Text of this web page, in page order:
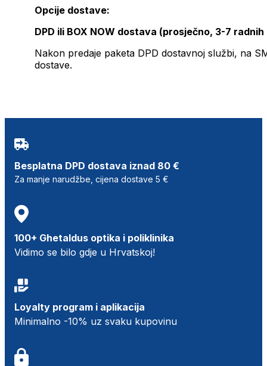
Opcije dostave:
DPD ili BOX NOW dostava (prosječno, 3-7 radnih
Nakon predaje paketa DPD dostavnoj službi, na
dostave.
Besplatna DPD dostava iznad 80 €
Za manje narudžbe, cijena dostave 5 €
100+ Ghetaldus optika i poliklinika
Vidimo se bilo gdje u Hrvatskoj!
Loyalty program i aplikacija
Minimalno -10% uz svaku kupovinu